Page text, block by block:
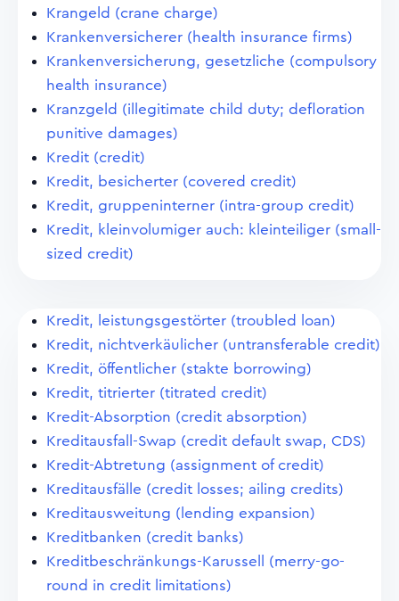
Krangeld (crane charge)
Krankenversicherer (health insurance firms)
Krankenversicherung, gesetzliche (compulsory
health insurance)
Kranzgeld (illegitimate child duty; defloration
punitive damages)
Kredit (credit)
Kredit, besicherter (covered credit)
Kredit, gruppeninterner (intra-group credit)
Kredit, kleinvolumiger auch: kleinteiliger (small-
sized credit)
Kredit, leistungsgestörter (troubled loan)
Kredit, nichtverkäulicher (untransferable credit)
Kredit, öffentlicher (stakte borrowing)
Kredit, titrierter (titrated credit)
Kredit-Absorption (credit absorption)
Kreditausfall-Swap (credit default swap, CDS)
Kredit-Abtretung (assignment of credit)
Kreditausfälle (credit losses; ailing credits)
Kreditausweitung (lending expansion)
Kreditbanken (credit banks)
Kreditbeschränkungs-Karussell (merry-go-
round in credit limitations)